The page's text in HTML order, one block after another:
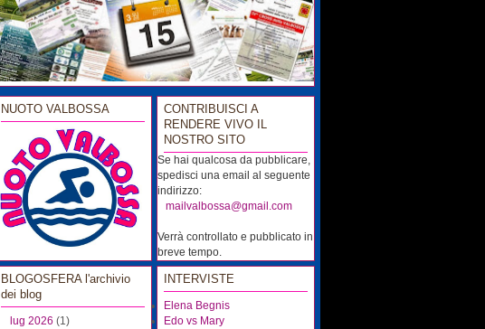
NUOTO VALBOSSA
BLOGOSFERA l'archivio
dei blog
lug 2026 (1)
CONTRIBUISCI A
RENDERE VIVO IL
NOSTRO SITO
Se hai qualcosa da pubblicare,
spedisci una email al seguente
indirizzo:
mailvalbossa@gmail.com
Verrà controllato e pubblicato in
breve tempo.
INTERVISTE
Elena Begnis
Edo vs Mary